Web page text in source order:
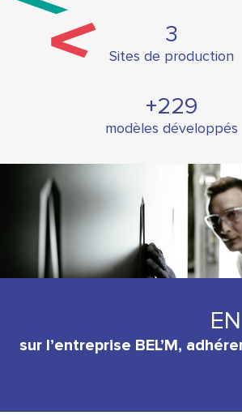
3
Sites de production
+230
modèles développés
sur l’entreprise BEL’M,